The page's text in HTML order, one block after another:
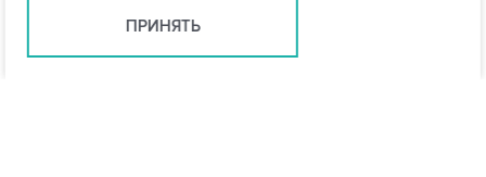
ПРИНЯТЬ